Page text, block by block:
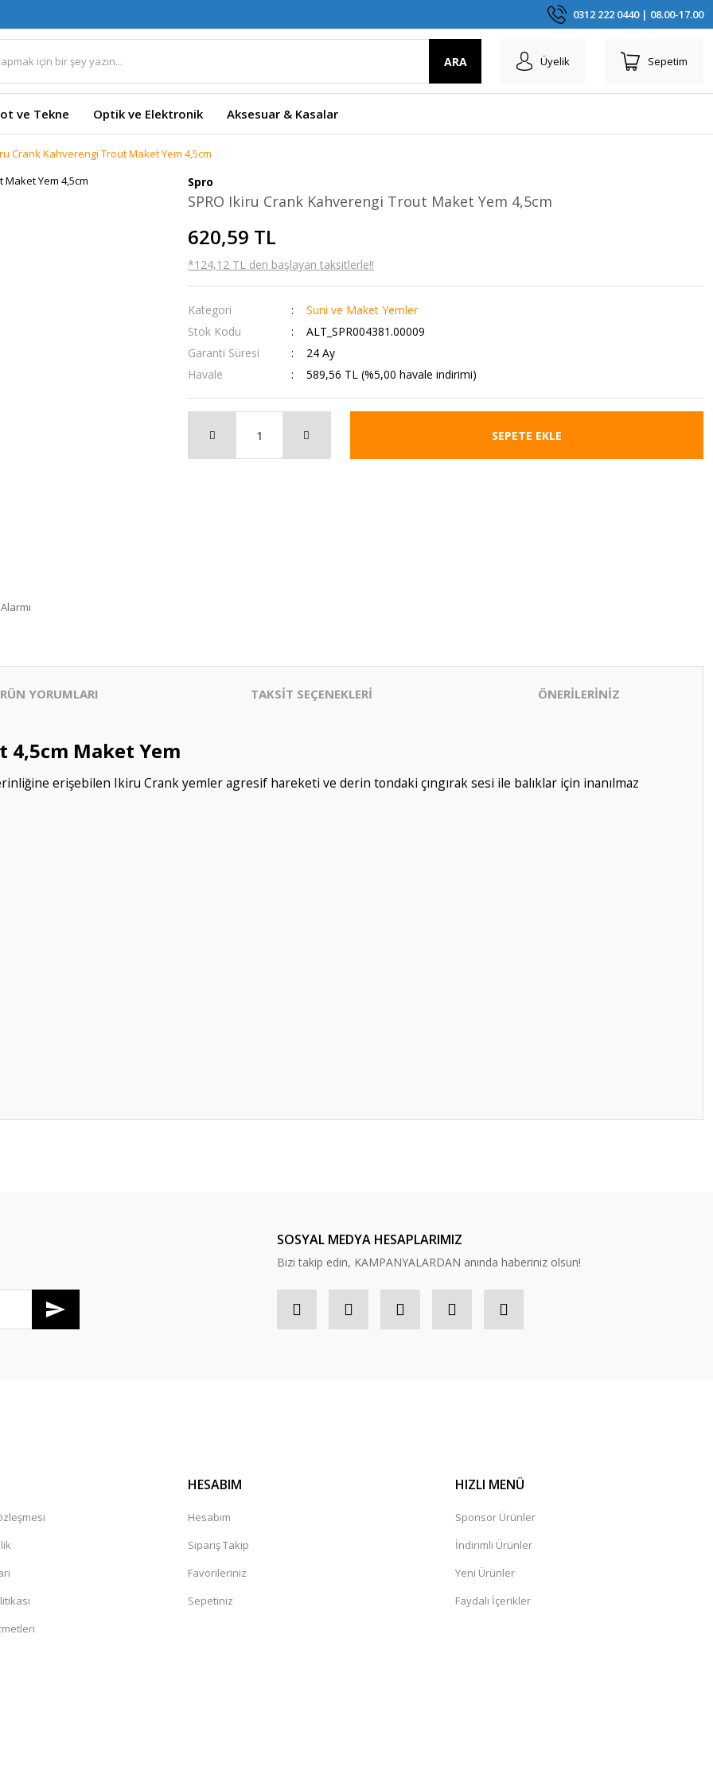
0312 222 0440 | 08.00-17.00
ARA Üyelik Sepetim
ve Tekne Optik ve Elektronik Aksesuar & Kasalar
Crank Kahverengi Trout Maket Yem 4,5cm
Spro
SPRO Ikiru Crank Kahverengi Trout Maket Yem 4,5cm
620,59 TL
*124,12 TL den başlayan taksitlerle!!
Kategori
Suni ve Maket Yemler
Stok Kodu
ALT_SPR004381.00009
Garanti Süresi
24 Ay
Havale
589,56 TL (%5,00 havale indirimi)
SEPETE EKLE
YORUMLARI TAKSİT SEÇENEKLERİ ÖNERİLERİNİZ
4,5cm Maket Yem
erişebilen Ikiru Crank yemler agresif hareketi ve derin tondaki çıngırak sesi ile balıklar için inanılmaz
SOSYAL MEDYA HESAPLARIMIZ
Bizi takip edin, KAMPANYALARDAN anında haberiniz olsun!
HESABIM
Hesabım
Sipariş Takip
Favorileriniz
Sepetiniz
HIZLI MENÜ
Sponsor Ürünler
İndirimli Ürünler
Yeni Ürünler
Faydalı İçerikler